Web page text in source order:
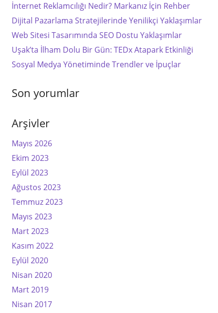
İnternet Reklamcılığı Nedir? Markanız İçin Rehber
Dijital Pazarlama Stratejilerinde Yenilikçi Yaklaşımlar
Web Sitesi Tasarımında SEO Dostu Yaklaşımlar
Uşak’ta İlham Dolu Bir Gün: TEDx Atapark Etkinliği
Sosyal Medya Yönetiminde Trendler ve İpuçlar
Son yorumlar
Arşivler
Mayıs 2026
Ekim 2023
Eylül 2023
Ağustos 2023
Temmuz 2023
Mayıs 2023
Mart 2023
Kasım 2022
Eylül 2020
Nisan 2020
Mart 2019
Nisan 2017